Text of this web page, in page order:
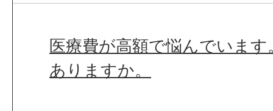
医療費が高額で悩んでいま
ありますか。